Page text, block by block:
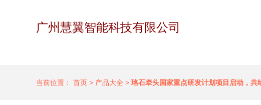
广州慧翼智能科技有限公司
当前位置： 首页 > 产品大全 > 珞石牵头国家重点研发计划项目启动，共